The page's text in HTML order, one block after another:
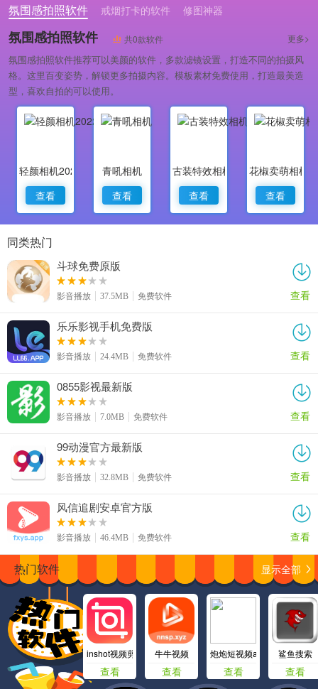
氛围感拍照软件
戒烟打卡的软件 修图神器
氛围感拍照软件 共0款软件 更多>
氛围感拍照软件推荐可以美颜的软件，多款滤镜设置，打造不同的拍摄风
格。这里百变姿势，解锁更多拍摄内容。模板素材免费使用，打造最美造
型，喜欢自拍的可以使用。
轻颜相机2022最新版
查看
青吼相机
查看
古装特效相机
查看
花椒卖萌相机
查看
同类热门
斗球免费原版
影音播放 37.5MB 免费软件 查看
乐乐影视手机免费版
影音播放 24.4MB 免费软件 查看
0855影视最新版
影音播放 7.0MB 免费软件 查看
99动漫官方最新版
影音播放 32.8MB 免费软件 查看
风信追剧安卓官方版
影音播放 46.4MB 免费软件 查看
热门软件 显示全部
inshot视频剪辑
查看
牛牛视频
查看
炮炮短视频app
查看
鲨鱼搜索
查看